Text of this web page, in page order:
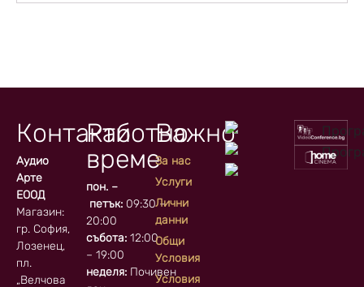
Контакти
Аудио
Арте
ЕООД
Магазин:
гр. София, кв.
Лозенец,
пл.
„Велчова
Работно
време
пон. –
петък:09:30 –
20:00
събота:12:00
– 19:00
неделя:Почивен
Важно
За нас
Услуги
Лични
данни
Общи
Условия
Условия